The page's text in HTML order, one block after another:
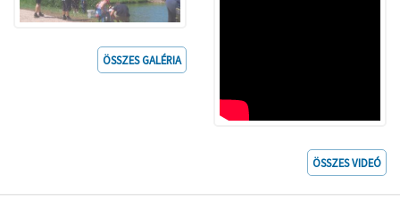
ÖSSZES GALÉRIA
ÖSSZES VIDEÓ